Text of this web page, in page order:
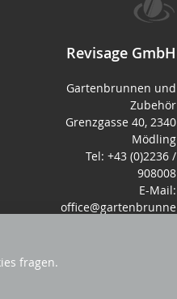
Revisage GmbH
Gartenbrunnen und
Zubehör
Grenzgasse 40, 2340
Mödling
Tel: +43 (0)2236 /
908008
E-Mail:
office@gartenbrunne
fragen.